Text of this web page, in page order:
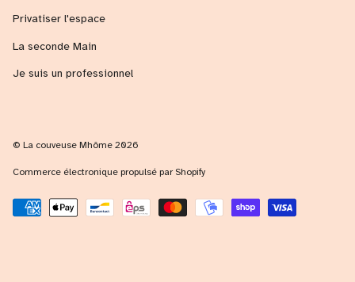
Privatiser l'espace
La seconde Main
Je suis un professionnel
© La couveuse Mhôme 2026
Commerce électronique propulsé par Shopify